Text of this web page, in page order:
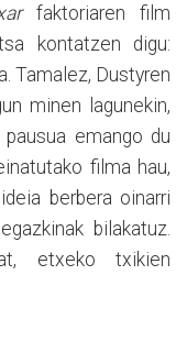
faktoriaren film
kontatzen digu:
Tamalez, Dustyren
minen lagunekin,
emango du
filma hau,
berbera oinarri
bilakatuz.
etxeko txikien